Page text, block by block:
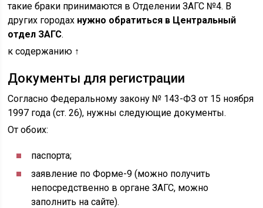
такие браки принимаются в Отделении ЗАГС №4. В
других городах нужно обратиться в Центральный
отдел ЗАГС.
к содержанию ↑
Документы для регистрации
Согласно Федеральному закону № 143-ФЗ от 15 ноября
1997 года (ст. 26), нужны следующие документы.
От обоих:
паспорта;
заявление по Форме-9 (можно получить
непосредственно в органе ЗАГС, можно
заполнить на сайте).